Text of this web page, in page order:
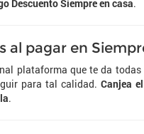
Descuento Siempre en casa.
al pagar en
plataforma que te da
para tal calidad.Canjea
.